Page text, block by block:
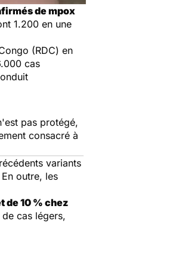
de mpox
1.200 en une
(RDC) en
cas
pas protégé,
consacré à
variants
outre, les
de 10 % chez
cas légers,